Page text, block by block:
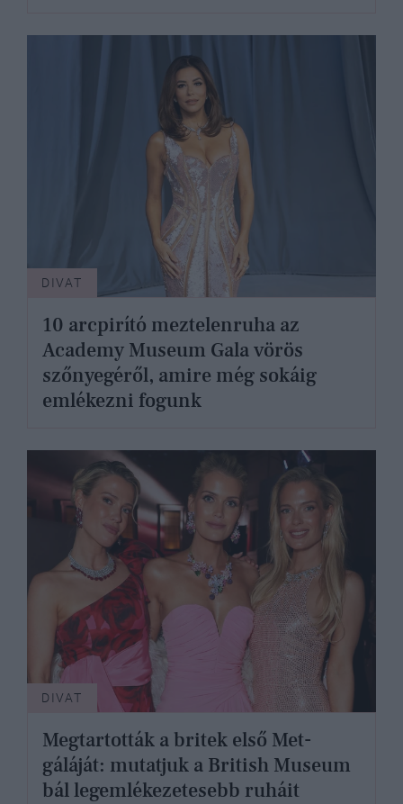
DIVAT
10 arcpirító meztelenruha az
Academy Museum Gala vörös
szőnyegéről, amire még sokáig
emlékezni fogunk
DIVAT
Megtartották a britek első Met-
gáláját: mutatjuk a British Museum
bál legemlékezetesebb ruháit